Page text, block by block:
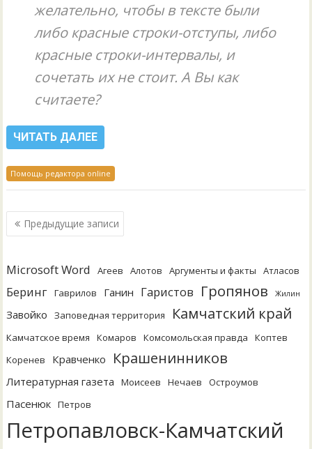
желательно, чтобы в тексте были
либо красные строки-отступы, либо
красные строки-интервалы, и
сочетать их не стоит. А Вы как
считаете?
ЧИТАТЬ ДАЛЕЕ
Помощь редактора online
Навигация
по
Предыдущие записи
Microsoft Word Агеев Алотов Аргументы и факты Атласов
Беринг Гаврилов Ганин Гаристов Гропянов Жилин
Завойко Заповедная территория Камчатский край
Камчатское время Комаров Комсомольская правда
Коптев
Коренев
Кравченко Крашенинников
Литературная газета Моисеев Нечаев Остроумов
Пасенюк Петров
Петропавловск-Камчатский